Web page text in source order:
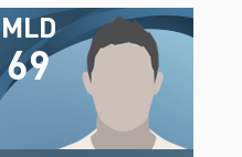
69
MLD